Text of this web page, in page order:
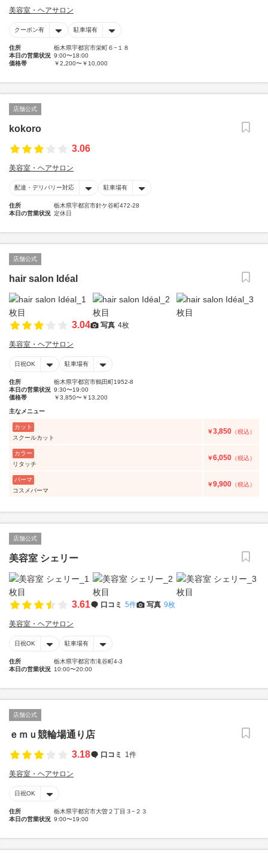
美容室・ヘアサロン
クーポン有 駐車場有
住所
栃木県宇都宮市栄町６−１８
本日の営業状況 9:00〜18:00
価格帯
￥2,200〜￥10,000
店舗公式
kokoro
3.06
美容室・ヘアサロン
配達・デリバリー対応 駐車場有
住所
栃木県宇都宮市針ケ谷町472-28
本日の営業状況 定休日
店舗公式
hair salon Idéal
3.04 写真 4枚
美容室・ヘアサロン
日祝OK 駐車場有
住所
栃木県宇都宮市鶴田町1952-8
本日の営業状況 9:30〜19:00
価格帯
￥3,850〜￥13,200
主なメニュー
カット
スクールカット
￥3,850 （税込）
カラー
リタッチ
￥6,050 （税込）
パーマ
コスメパーマ
￥9,900 （税込）
店舗公式
美容室 シェリー
3.61 口コミ 5件 写真 9枚
美容室・ヘアサロン
日祝OK 駐車場有
住所
栃木県宇都宮市滝谷町4-3
本日の営業状況 10:00〜20:00
店舗公式
ｅｍｕ競輪場通り店
3.18
口コミ 1件
美容室・ヘアサロン
日祝OK
住所
栃木県宇都宮市大曽２丁目３−２３
本日の営業状況 9:00〜19:00